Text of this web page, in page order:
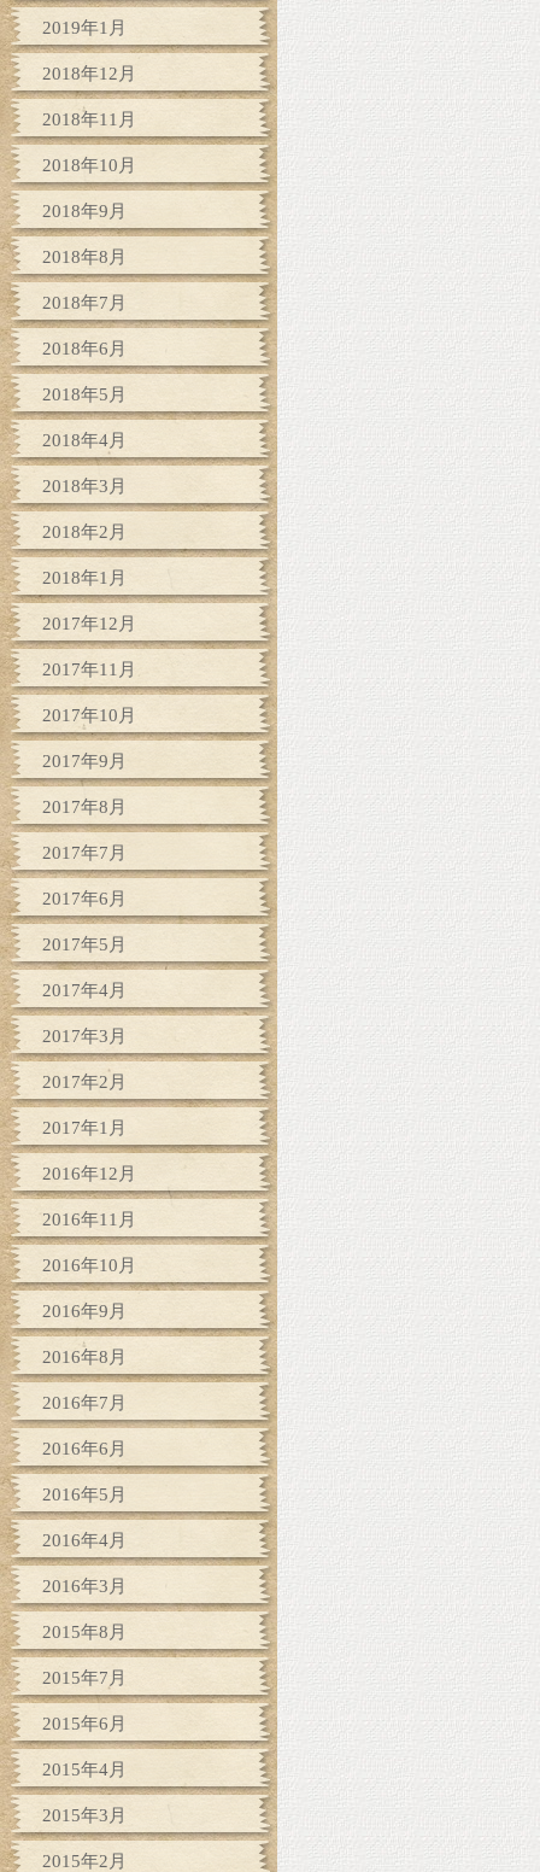
2019年1月
2018年12月
2018年11月
2018年10月
2018年9月
2018年8月
2018年7月
2018年6月
2018年5月
2018年4月
2018年3月
2018年2月
2018年1月
2017年12月
2017年11月
2017年10月
2017年9月
2017年8月
2017年7月
2017年6月
2017年5月
2017年4月
2017年3月
2017年2月
2017年1月
2016年12月
2016年11月
2016年10月
2016年9月
2016年8月
2016年7月
2016年6月
2016年5月
2016年4月
2016年3月
2015年8月
2015年7月
2015年6月
2015年4月
2015年3月
2015年2月